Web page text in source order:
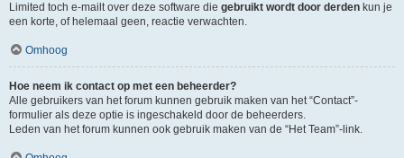
Limited toch e-mailt over deze software die gebruikt wordt door derden kun je
een korte, of helemaal geen, reactie verwachten.
Omhoog
Hoe neem ik contact op met een beheerder?
Alle gebruikers van het forum kunnen gebruik maken van het “Contact”-
formulier als deze optie is ingeschakeld door de beheerders.
Leden van het forum kunnen ook gebruik maken van de “Het Team”-link.